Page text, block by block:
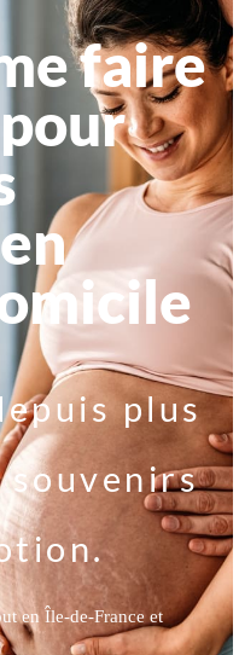
faire
plus
souvenirs
en Île-de-France et